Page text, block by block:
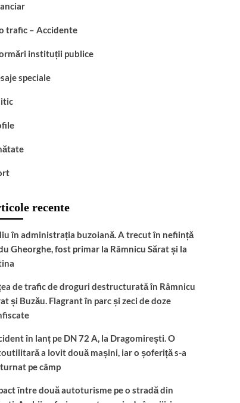
4
autoturisme pe o stradă
trafic – Accidente
instituții publice
speciale
recente
în administrația buzoiană. A trecut în neființă
Gheorghe, fost primar la Râmnicu Sărat și la
de trafic de droguri destructurată în Râmnicu
și Buzău. Flagrant în parc și zeci de doze
în lanț pe DN 72 A, la Dragomirești. O
a lovit două mașini, iar o șoferiță s-a
pe câmp
între două autoturisme pe o stradă din